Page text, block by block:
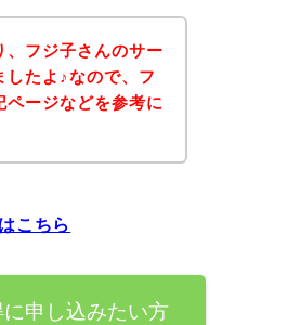
、フジ子さんのサー
したよ♪なので、フ
ージなどを参考に
こちら
申し込みたい方